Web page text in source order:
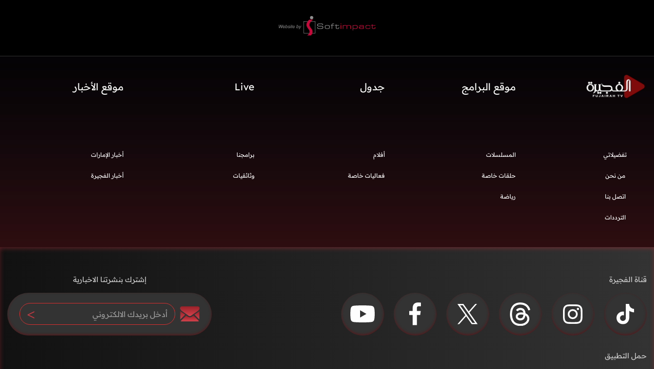
موقع البرامج جدول Live موقع الأخبار
تفضيلاتي
من نحن
اتصل بنا
الترددات
المسلسلات أفلام برامجنا
حلقات خاصة فعاليات خاصة وثائقيات
رياضة
أخبار الإمارات
أخبار الفجيرة
قناة الفجيرة
حمل التطبيق
إشترك بنشرتنا الاخبارية